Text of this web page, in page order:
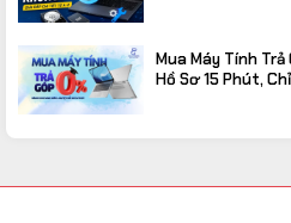
Mua Máy Tính
Hồ Sơ 15 Phút,